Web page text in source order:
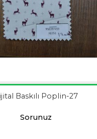
Baskılı Poplin-27
Sorunuz